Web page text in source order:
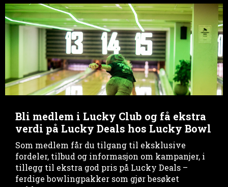
Bli medlem i Lucky Club og få ekstra
verdi på Lucky Deals hos Lucky Bowl
Som medlem får du tilgang til eksklusive
fordeler, tilbud og informasjon om kampanjer, i
tillegg til ekstra god pris på Lucky Deals –
ferdige bowlingpakker som gjør besøket